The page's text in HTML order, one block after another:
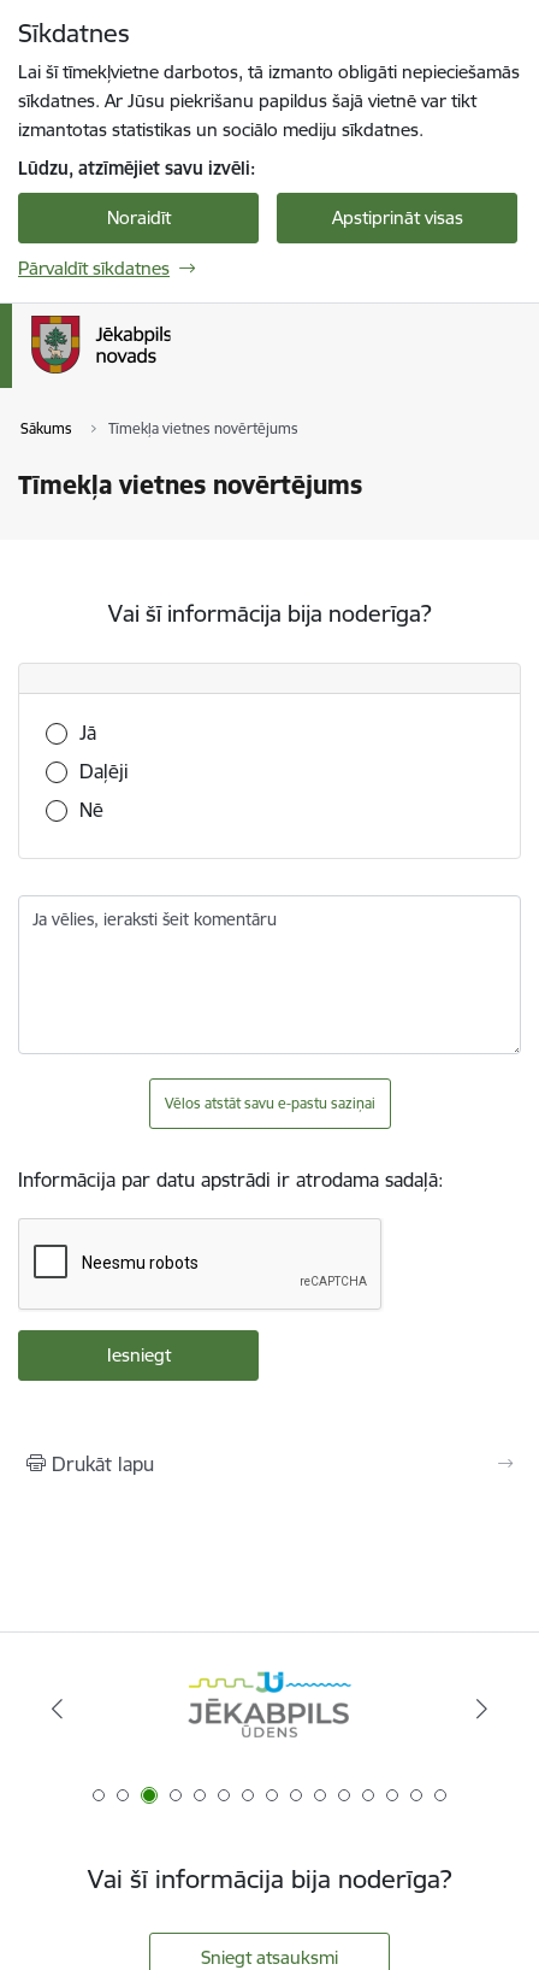
Sīkdatnes
Lai šī tīmekļvietne darbotos, tā izmanto obligāti nepieciešamās
sīkdatnes. Ar Jūsu piekrišanu papildus šajā vietnē var tikt
izmantotas statistikas un sociālo mediju sīkdatnes.
Lūdzu, atzīmējiet savu izvēli:
Noraidīt Apstiprināt visas
Pārvaldīt sīkdatnes
Sākums Tīmekļa vietnes novērtējums
Tīmekļa vietnes novērtējums
Vai šī informācija bija noderīga?
Vai šī informācija bija noderīga?
Jā
Daļēji
Nē
Ja vēlies, ieraksti šeit komentāru
Vēlos atstāt savu e-pastu saziņai
Informācija par datu apstrādi ir atrodama sadaļā:
Drukāt lapu
Vai šī informācija bija noderīga?
Sniegt atsauksmi